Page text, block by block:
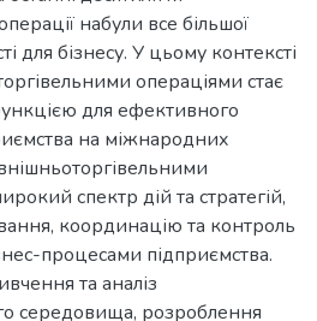
набули все більшої
для бізнесу. У цьому контексті
операціями стає
для ефективного
на міжнародних
спектр дій та стратегій,
координацію та контроль
процесами підприємства.
та аналіз
середовища, розроблення